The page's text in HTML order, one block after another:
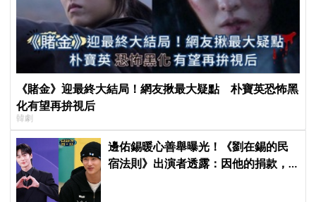
《賭金》迎最終大結局！網友揪最大疑點 朴寶英恐怖黑
化有望再拚視后
韓劇
邊佑錫暖心善舉曝光！《劉在錫的民
宿法則》出演者透露：因他的捐款，